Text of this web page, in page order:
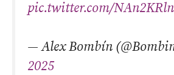
pic.twitter.com/
— Alex Bombín
2025